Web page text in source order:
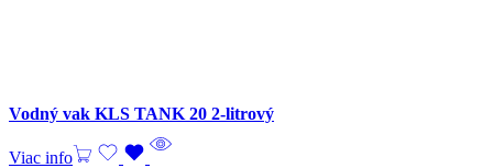
Vodný vak KLS TANK 20 2-litrový
Viac info